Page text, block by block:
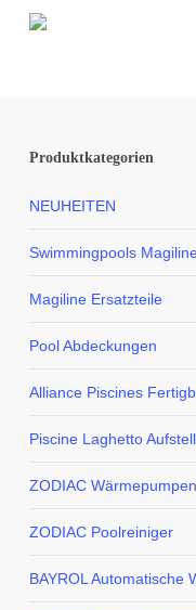
Produktkategorien
NEUHEITEN
Swimmingpools
Magiline Ersatzteile
Pool Abdeckungen
Alliance Piscines
Piscine Laghetto
ZODIAC Wärmepumpen
ZODIAC Poolreiniger
BAYROL Automatische